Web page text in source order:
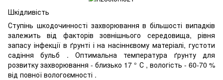
Шкідливість
Ступінь шкодочинності захворювання в більшості випадків
залежить від факторів зовнішнього середовища, рівня
запасу інфекції в ґрунті і на насіннєвому матеріалі, густоти
садіння бульб . Оптимальна температура ґрунту для
розвитку захворювання - близько 17 ° С , вологість - 60-70 %
від повної вологоємності .